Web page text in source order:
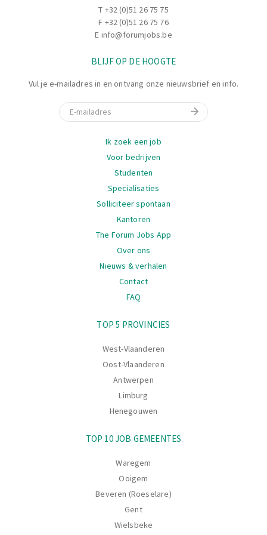
collega's waar nodig, zodat het team optimaal kan
Je staat je collega's bij en zorgt ervoor dat iedereen
T +32 (0)51 26 75 75
F +32 (0)51 26 75 76
E info@forumjobs.be
BLIJF OP DE HOOGTE
Vul je e-mailadres in en ontvang onze nieuwsbrief en info.
E-mail
Ik zoek een job
Voor bedrijven
Studenten
Specialisaties
Solliciteer spontaan
Kantoren
The Forum Jobs App
Over ons
Nieuws & verhalen
Contact
FAQ
TOP 5 PROVINCIES
West-Vlaanderen
Oost-Vlaanderen
Antwerpen
Limburg
Henegouwen
TOP 10 JOB GEMEENTES
Waregem
Ooigem
Beveren (Roeselare)
Gent
Wielsbeke